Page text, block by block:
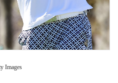
Images